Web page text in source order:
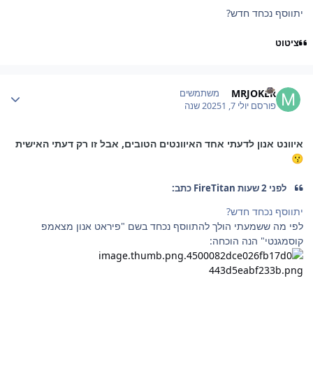
יתווסף נכחד חדש?
ציטוט
MRJOKER משתמשים
פורסםיולי 7, 2025 1 שנה
איוונט אנון לדעתי אחד האיוונטים הטובים, אבל זו רק דעתי האישית
😗
לפני 2 שעות FireTitan כתב:
יתווסף נכחד חדש?
לפי מה ששמעתי הולך להתווסף נכחד בשם "פיראט אנון מצאמפ
קוסמגנטי" הנה הוכחה: